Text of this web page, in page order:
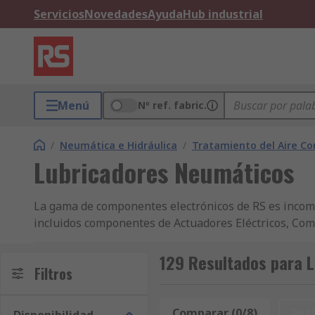
ServiciosNovedadesAyudaHub industrial
Menú Nº ref. fabric.
/ Neumática e Hidráulica / Tratamiento del Aire
Lubricadores Neumáticos
La gama de componentes electrónicos de RS es
incluidos componentes de Actuadores Eléctricos,
Neumática homologados por la industria para las
un servicio de atención al cliente inmejorable.
Hidráulica y Transmisión de Potencia y
Filtros 129 Resultados para